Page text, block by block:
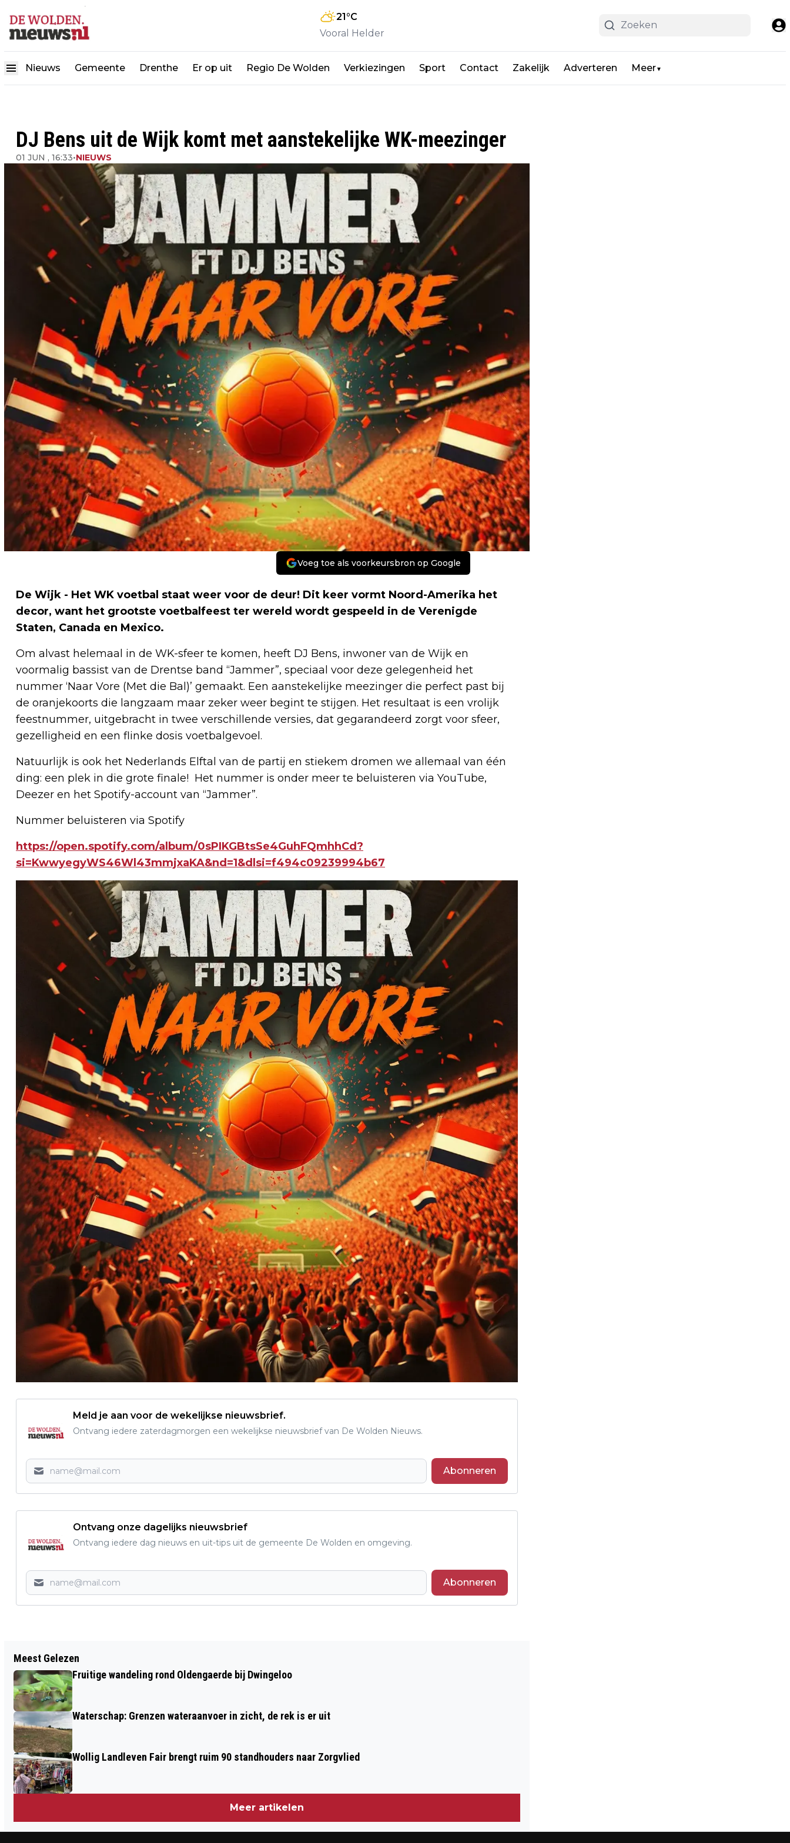
21 °C
Vooral Helder
Nieuws Gemeente Drenthe Er op uit Regio De Wolden Verkiezingen Sport Contact Zakelijk Adverteren Meer▼
DJ Bens uit de Wijk komt met aanstekelijke WK-meezinger
01 JUN , 16:33•NIEUWS
Voeg toe als voorkeursbron op Google
De Wijk - Het WK voetbal staat weer voor de deur! Dit keer vormt Noord-Amerika het
decor, want het grootste voetbalfeest ter wereld wordt gespeeld in de Verenigde
Staten, Canada en Mexico.
Om alvast helemaal in de WK-sfeer te komen, heeft DJ Bens, inwoner van de Wijk en
voormalig bassist van de Drentse band “Jammer”, speciaal voor deze gelegenheid het
nummer ‘Naar Vore (Met die Bal)’ gemaakt. Een aanstekelijke meezinger die perfect past bij
de oranjekoorts die langzaam maar zeker weer begint te stijgen. Het resultaat is een vrolijk
feestnummer, uitgebracht in twee verschillende versies, dat gegarandeerd zorgt voor sfeer,
gezelligheid en een flinke dosis voetbalgevoel.
Natuurlijk is ook het Nederlands Elftal van de partij en stiekem dromen we allemaal van één
ding: een plek in die grote finale! Het nummer is onder meer te beluisteren via YouTube,
Deezer en het Spotify-account van “Jammer”.
Nummer beluisteren via Spotify
https://open.spotify.com/album/0sPIKGBtsSe4GuhFQmhhCd?
si=KwwyegyWS46Wl43mmjxaKA&nd=1&dlsi=f494c09239994b67
Meld je aan voor de wekelijkse nieuwsbrief.
Ontvang iedere zaterdagmorgen een wekelijkse nieuwsbrief van De Wolden Nieuws.
Abonneren
Ontvang onze dagelijks nieuwsbrief
Ontvang iedere dag nieuws en uit-tips uit de gemeente De Wolden en omgeving.
Abonneren
OP HET BORDES VOOR ‘BERICHT VAN DE
KEUNINGIN’: 46 DRENTSE TEKSTEN
HOLTINGERVELD
Meest Gelezen
Fruitige wandeling rond Oldengaerde bij Dwingeloo
Waterschap: Grenzen wateraanvoer in zicht, de rek is er uit
Wollig Landleven Fair brengt ruim 90 standhouders naar Zorgvlied
Meer artikelen